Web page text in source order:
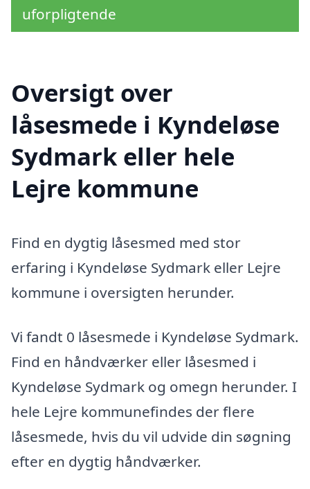
uforpligtende
Oversigt over
låsesmede i Kyndeløse
Sydmark eller hele
Lejre kommune
Find en dygtig låsesmed med stor
erfaring i Kyndeløse Sydmark eller Lejre
kommune i oversigten herunder.
Vi fandt 0 låsesmede i Kyndeløse Sydmark.
Find en håndværker eller låsesmed i
Kyndeløse Sydmark og omegn herunder. I
hele Lejre kommunefindes der flere
låsesmede, hvis du vil udvide din søgning
efter en dygtig håndværker.